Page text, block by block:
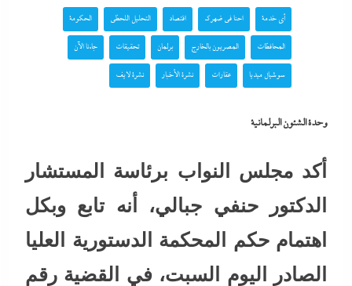
أي خدمة احنا في ضهرك اقتصاد التحليل اللحظي الحكومة
المحافظات المصريون بالخارج برلمان تحقيقات جاءنا الآن
سوشيال ميديا عقارات نشرة الأخبار نشرة لايف
وحدة الشئون البرلمانية
أكد مجلس النواب برئاسة المستشار
الدكتور حنفي جبالي، أنه تابع وبكل
اهتمام حكم المحكمة الدستورية العليا
الصادر اليوم السبت، في القضية رقم